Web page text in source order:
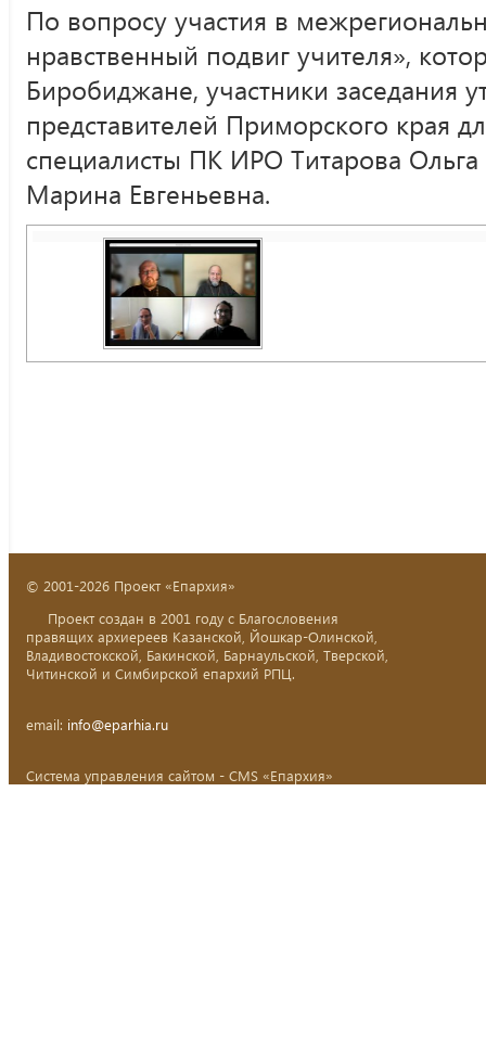
По вопросу участия в
нравственный подвиг учителя»,
Биробиджане, участники заседания
представителей Приморского края
специалисты ПК ИРО Титарова
Марина Евгеньевна.
© 2001-2026 Проект «Епархия»
Проект создан в 2001 году с Благословения
правящих архиереев Казанской, Йошкар-Олинской,
Владивостокской, Бакинской, Барнаульской, Тверской,
Читинской и Симбирской епархий РПЦ.
email: info@eparhia.ru
Система управления сайтом - CMS «Епархия»